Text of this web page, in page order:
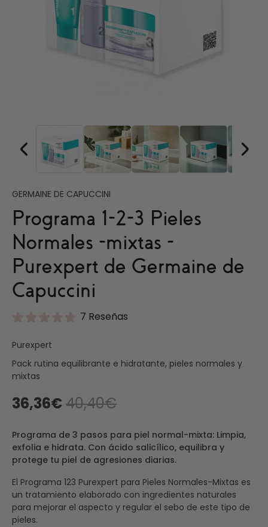
GERMAINE DE CAPUCCINI
Programa 1-2-3 Pieles
Normales -mixtas -
Purexpert de Germaine de
Capuccini
7 Reseñas
Purexpert
Pack rutina equilibrante e hidratante, pieles normales y
mixtas
36,36€40,40€
Programa de 3 pasos para piel normal-mixta: Limpia,
exfolia e hidrata. Con ácido salicílico, equilibra y
protege tu piel de agresiones diarias.
El Programa 123 Purexpert para Pieles Normales-Mixtas es
un tratamiento elaborado con ingredientes naturales
para mejorar el aspecto y regular el sebo de este tipo de
pieles.